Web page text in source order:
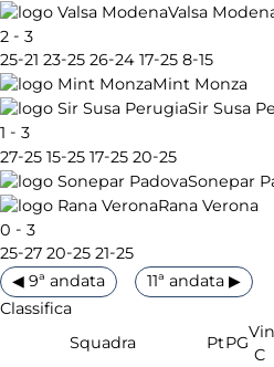
Valsa
2 - 3
25-21 23-25 26-24 17-25 8-15
Mint Monza
Sir Susa
1 - 3
27-25 15-25 17-25 20-25
Sonepar
Rana Verona
0 - 3
25-27 20-25 21-25
◀ 9ª andata
11ª andata ▶
Classifica
Squadra
PtPG
C